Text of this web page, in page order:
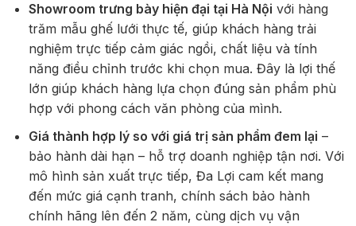
Showroom trưng bày hiện đại tại Hà Nội với hàng
trăm mẫu ghế lưới thực tế, giúp khách hàng trải
nghiệm trực tiếp cảm giác ngồi, chất liệu và tính
năng điều chỉnh trước khi chọn mua. Đây là lợi thế
lớn giúp khách hàng lựa chọn đúng sản phẩm phù
hợp với phong cách văn phòng của mình.
Giá thành hợp lý so với giá trị sản phẩm đem lại –
bảo hành dài hạn – hỗ trợ doanh nghiệp tận nơi. Với
mô hình sản xuất trực tiếp, Đa Lợi cam kết mang
đến mức giá cạnh tranh, chính sách bảo hành
chính hãng lên đến 2 năm, cùng dịch vụ vận